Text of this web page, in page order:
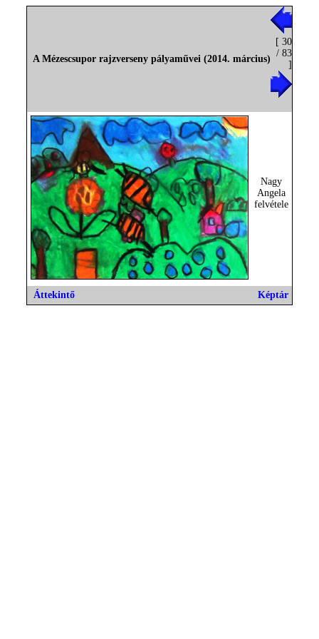
A Mézescsupor rajzverseny pályaművei (2014. március)
[ 30
/ 83
]
Nagy
Angela
felvétele
Áttekintő Képtár